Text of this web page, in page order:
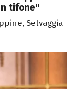
tifone"
Selvaggia